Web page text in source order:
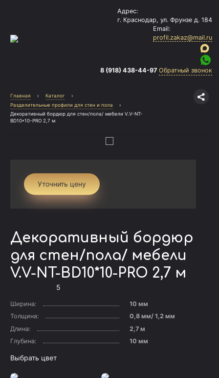
Адрес:
г. Краснодар, ул. Фрунзе д. 184
Email:
profil.zakaz@mail.ru
8 (918) 438-44-97 Обратный звонок
Главная › Каталог
›
Разделительные профили для стен и пола
›
Декоративный бордюр для стен/пола/ мебели V.V-NT-
BD10*10-PRO 2,7 м
Декоративный бордюр
для стен/пола/ мебели
V.V-NT-BD10*10-PRO 2,7 м
5
Ширина:
10 мм
Толщина:
0,8 мм/ 1,2 мм
Длина:
2,7 м
Глубина:
10 мм
Выбрать цвет
Уточнить цену